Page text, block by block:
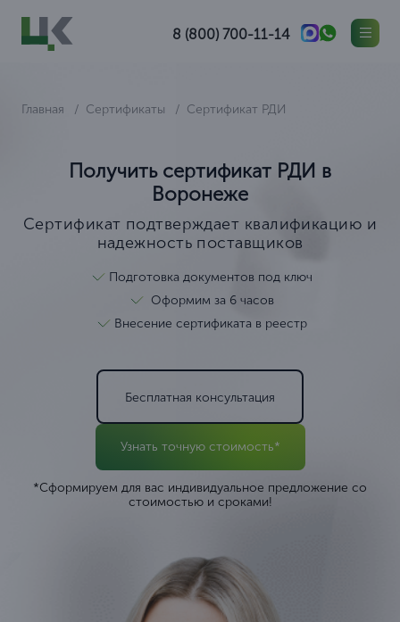
8 (800) 700-11-14
Главная Сертификаты Сертификат РДИ
Получить сертификат РДИ в
Воронеже
Сертификат подтверждает квалификацию и
надежность поставщиков
Подготовка документов под ключ
Оформим за 6 часов
Внесение сертификата в реестр
Бесплатная консультация
Узнать точную стоимость*
*Сформируем для вас индивидуальное предложение со
стоимостью и сроками!